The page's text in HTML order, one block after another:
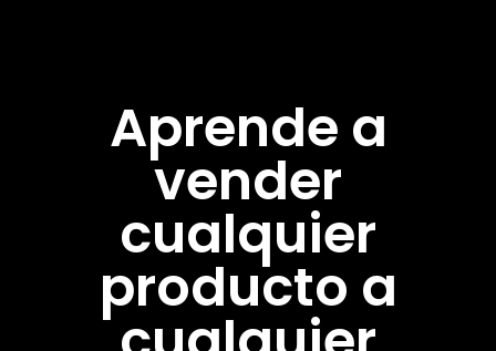
Aprende a
vender
cualquier
producto a